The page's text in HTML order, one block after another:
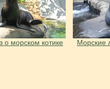
о морском котике Морские